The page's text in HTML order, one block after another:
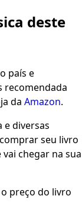
deste
país e
recomendada
da Amazon.
e diversas
seu livro
chegar na sua
preço do livro